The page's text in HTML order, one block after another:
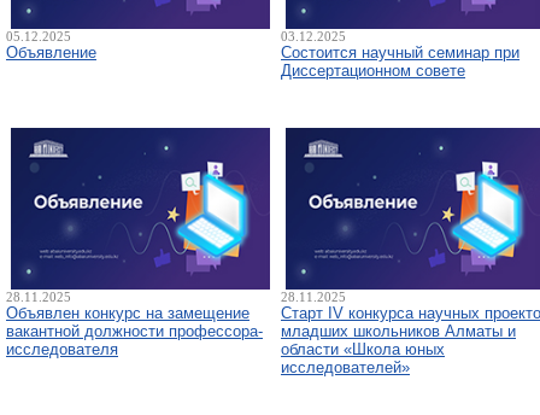
05.12.2025
Объявление
03.12.2025
Состоится научный семинар при
Диссертационном совете
28.11.2025
Объявлен конкурс на замещение
вакантной должности профессора-
исследователя
28.11.2025
Старт IV конкурса научных
младших школьников Алматы и
области «Школа юных
исследователей»